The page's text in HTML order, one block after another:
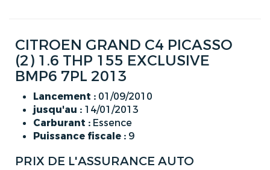
CITROEN GRAND C4 PICASSO
(2) 1.6 THP 155 EXCLUSIVE
BMP6 7PL 2013
Lancement : 01/09/2010
jusqu'au : 14/01/2013
Carburant : Essence
Puissance fiscale : 9
PRIX DE L'ASSURANCE AUTO